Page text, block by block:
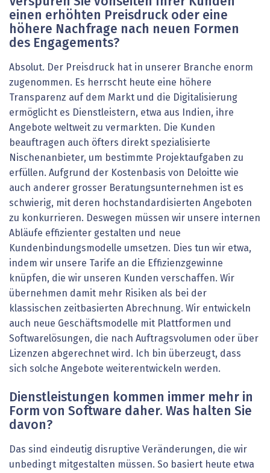
einen erhöhten Preisdruck oder eine
höhere Nachfrage nach neuen Formen
des Engagements?
Absolut. Der Preisdruck hat in unserer Branche enorm
zugenommen. Es herrscht heute eine höhere
Transparenz auf dem Markt und die Digitalisierung
ermöglicht es Dienstleistern, etwa aus Indien, ihre
Angebote weltweit zu vermarkten. Die Kunden
beauftragen auch öfters direkt spezialisierte
Nischenanbieter, um bestimmte Projektaufgaben zu
erfüllen. Aufgrund der Kostenbasis von Deloitte wie
auch anderer grosser Beratungsunternehmen ist es
schwierig, mit deren hochstandardisierten Angeboten
zu konkurrieren. Deswegen müssen wir unsere internen
Abläufe effizienter gestalten und neue
Kundenbindungsmodelle umsetzen. Dies tun wir etwa,
indem wir unsere Tarife an die Effizienzgewinne
knüpfen, die wir unseren Kunden verschaffen. Wir
übernehmen damit mehr Risiken als bei der
klassischen zeitbasierten Abrechnung. Wir entwickeln
auch neue Geschäftsmodelle mit Plattformen und
Softwarelösungen, die nach Auftragsvolumen oder über
Lizenzen abgerechnet wird. Ich bin überzeugt, dass
sich solche Angebote weiterentwickeln werden.
Dienstleistungen kommen immer mehr in
Form von Software ­daher. Was halten Sie
davon?
Das sind eindeutig disruptive Veränderungen, die wir
unbedingt mitgestalten müssen. So basiert heute etwa